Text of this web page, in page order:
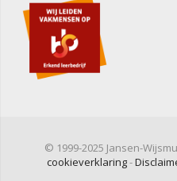
© 1999-2025 Jansen-
cookieverklaring-